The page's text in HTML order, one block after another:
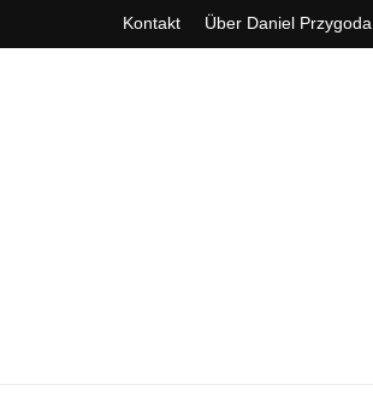
Kontakt Über Daniel Przygoda